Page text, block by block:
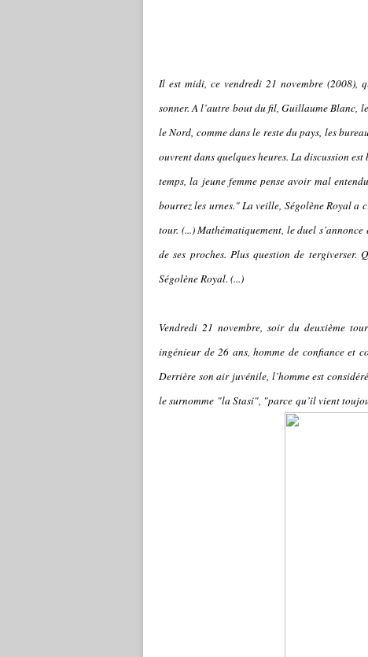
Il est midi, ce vendredi 21 novembre (2008),
sonner. A l’autre bout du fil, Guillaume
le Nord, comme dans le reste du pays, les
ouvrent dans quelques heures. La discussion
temps, la jeune femme pense avoir mal
bourrez les urnes." La veille, Ségolène Royal
tour. (...) Mathématiquement, le duel
de ses proches. Plus question de
Ségolène Royal. (...)
Vendredi 21 novembre, soir du deuxième
ingénieur de 26 ans, homme de confiance et
Derrière son air juvénile, l’homme est
le surnomme "la Stasi", "parce qu’il vient